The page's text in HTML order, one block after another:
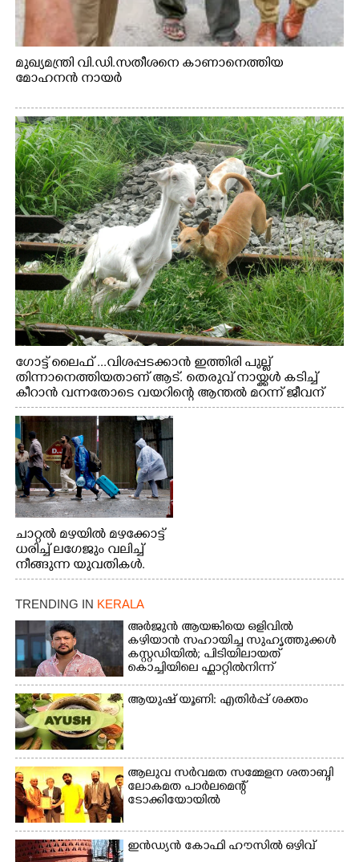
മുഖ്യമന്ത്രി വി.ഡി.സതീശനെ കാണാനെത്തിയ
മോഹനൻ നായർ
ഗോട്ട് ലൈഫ് ...വിശപ്പടക്കാൻ ഇത്തിരി പുല്ല്
തിന്നാനെത്തിയതാണ് ആട്. തെരുവ് നായ്ക്കൾ കടിച്ച്
കീറാൻ വന്നതോടെ വയറിന്റെ ആന്തൽ മറന്ന് ജീവന്
വേണ്ടിയായി ഓട്ടം. എറണാകുളം വാത്തുരുത്തിയിൽ
നിന്നുള്ള കാഴ്ച
ചാറ്റൽ മഴയിൽ മഴക്കോട്ട്
ധരിച്ച് ലഗേജും വലിച്ച്
നീങ്ങുന്ന യുവതികൾ.
എറണാകുളം മേനകയിൽ
നിന്നുള്ള കാഴ്ച
TRENDING IN KERALA
അർജുൻ ആയങ്കിയെ ഒളിവിൽ
കഴിയാൻ സഹായിച്ച സുഹൃത്തുക്കൾ
കസ്റ്റഡിയിൽ; പിടിയിലായത്
കൊച്ചിയിലെ ഫ്ലാറ്റിൽനിന്ന്
ആയുഷ് യൂണി: എതിർപ്പ് ശക്തം
ആലുവ സർവമത സമ്മേളന ശതാബ്ദി
ലോകമത പാർലമെന്റ്
ടോക്കിയോയിൽ
ഇൻഡ്യൻ കോഫി ഹൗസിൽ ഒഴിവ്